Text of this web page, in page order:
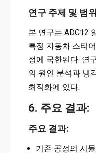
연구 주제 및 범
본 연구는 ADC12
특정 자동차 스티
정에 국한된다. 연
의 원인 분석과 냉
최적화에 있다.
6. 주요 결과:
주요 결과:
기존 공정의 시